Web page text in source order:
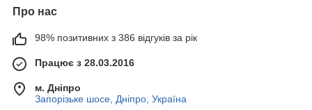
Про нас
98% позитивних з 386 відгуків за рік
Працює з 28.03.2016
м. Дніпро
Запорізьке шосе, Дніпро, Україна